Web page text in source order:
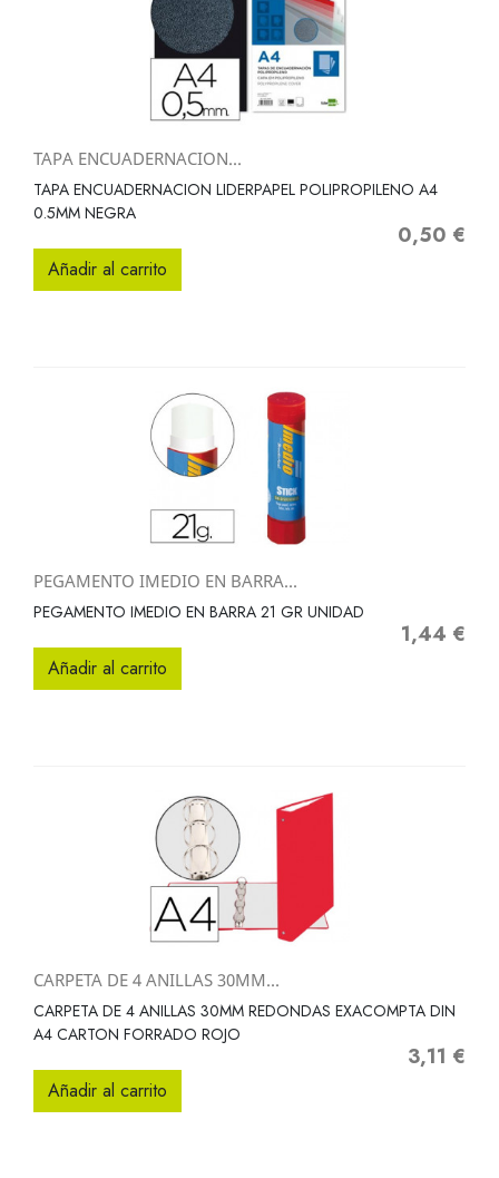
TAPA ENCUADERNACION...
TAPA ENCUADERNACION LIDERPAPEL POLIPROPILENO A4
0.5MM NEGRA
Precio
0,50 €
Añadir al carrito
PEGAMENTO IMEDIO EN BARRA...
PEGAMENTO IMEDIO EN BARRA 21 GR UNIDAD
Precio
1,44 €
Añadir al carrito
CARPETA DE 4 ANILLAS 30MM...
CARPETA DE 4 ANILLAS 30MM REDONDAS EXACOMPTA DIN
A4 CARTON FORRADO ROJO
Precio
3,11 €
Añadir al carrito